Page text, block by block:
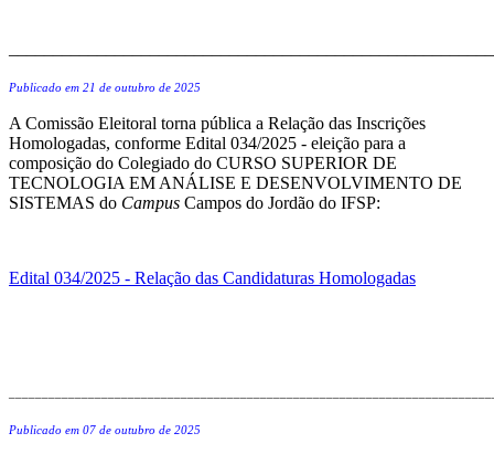
Publicado em 21 de outubro de 2025
A Comissão Eleitoral torna pública a Relação das Inscrições
Homologadas, conforme Edital 034/2025 - eleição para a
composição do Colegiado do CURSO SUPERIOR DE
TECNOLOGIA EM ANÁLISE E DESENVOLVIMENTO DE
SISTEMAS do Campus Campos do Jordão do IFSP:
Edital 034/2025 - Relação das Candidaturas Homologadas
Publicado em 07 de outubro de 2025